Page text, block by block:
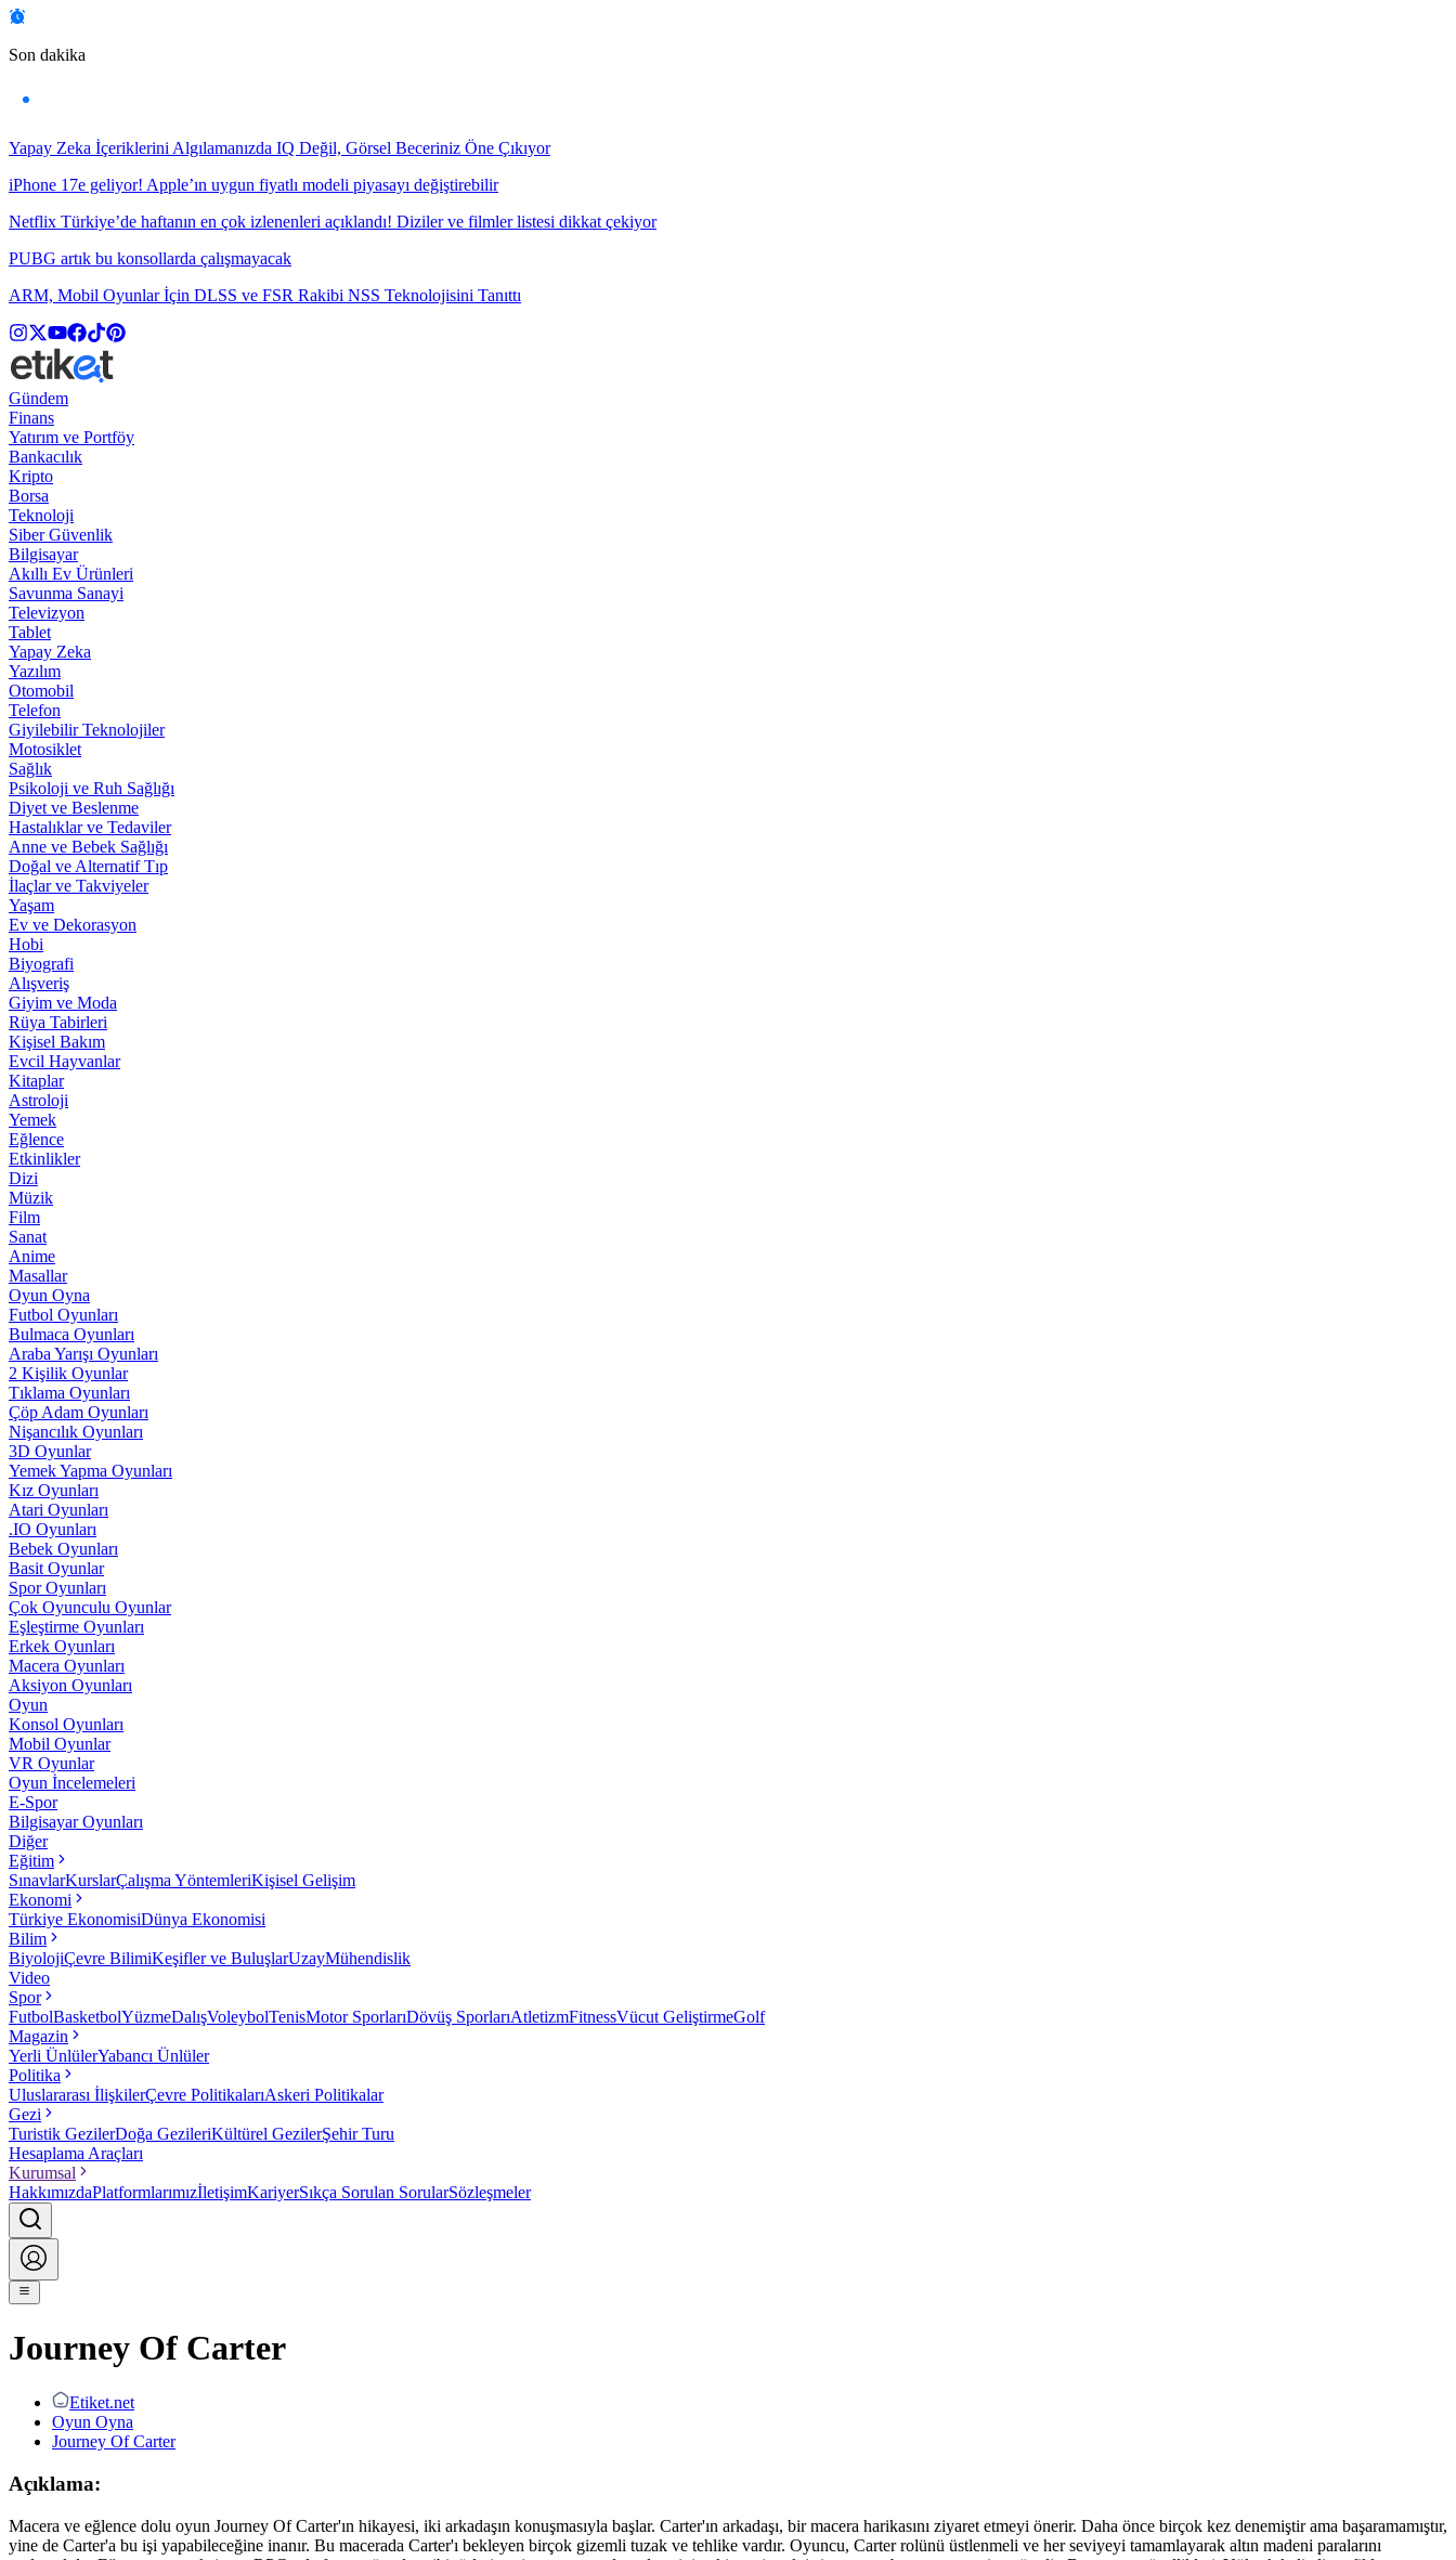
Son dakika
Yapay Zeka İçeriklerini Algılamanızda IQ Değil, Görsel Beceriniz Öne Çıkıyor
iPhone 17e geliyor! Apple’ın uygun fiyatlı modeli piyasayı değiştirebilir
Netflix Türkiye’de haftanın en çok izlenenleri açıklandı! Diziler ve filmler listesi dikkat çekiyor
PUBG artık bu konsollarda çalışmayacak
ARM, Mobil Oyunlar İçin DLSS ve FSR Rakibi NSS Teknolojisini Tanıttı
Gündem
Finans
Yatırım ve Portföy
Bankacılık
Kripto
Borsa
Teknoloji
Siber Güvenlik
Bilgisayar
Akıllı Ev Ürünleri
Savunma Sanayi
Televizyon
Tablet
Yapay Zeka
Yazılım
Otomobil
Telefon
Giyilebilir Teknolojiler
Motosiklet
Sağlık
Psikoloji ve Ruh Sağlığı
Diyet ve Beslenme
Hastalıklar ve Tedaviler
Anne ve Bebek Sağlığı
Doğal ve Alternatif Tıp
İlaçlar ve Takviyeler
Yaşam
Ev ve Dekorasyon
Hobi
Biyografi
Alışveriş
Giyim ve Moda
Rüya Tabirleri
Kişisel Bakım
Evcil Hayvanlar
Kitaplar
Astroloji
Yemek
Eğlence
Etkinlikler
Dizi
Müzik
Film
Sanat
Anime
Masallar
Oyun Oyna
Futbol Oyunları
Bulmaca Oyunları
Araba Yarışı Oyunları
2 Kişilik Oyunlar
Tıklama Oyunları
Çöp Adam Oyunları
Nişancılık Oyunları
3D Oyunlar
Yemek Yapma Oyunları
Kız Oyunları
Atari Oyunları
.IO Oyunları
Bebek Oyunları
Basit Oyunlar
Spor Oyunları
Çok Oyunculu Oyunlar
Eşleştirme Oyunları
Erkek Oyunları
Macera Oyunları
Aksiyon Oyunları
Oyun
Konsol Oyunları
Mobil Oyunlar
VR Oyunlar
Oyun İncelemeleri
E-Spor
Bilgisayar Oyunları
Diğer
Eğitim
SınavlarKurslarÇalışma YöntemleriKişisel Gelişim
Ekonomi
Türkiye EkonomisiDünya Ekonomisi
Bilim
BiyolojiÇevre BilimiKeşifler ve BuluşlarUzayMühendislik
Video
Spor
FutbolBasketbolYüzmeDalışVoleybolTenisMotor SporlarıDövüş SporlarıAtletizmFitnessVücut GeliştirmeGolf
Magazin
Yerli ÜnlülerYabancı Ünlüler
Politika
Uluslararası İlişkilerÇevre PolitikalarıAskeri Politikalar
Gezi
Turistik GezilerDoğa GezileriKültürel GezilerŞehir Turu
Hesaplama Araçları
Kurumsal
HakkımızdaPlatformlarımızİletişimKariyerSıkça Sorulan SorularSözleşmeler
Journey Of Carter
Etiket.net
Oyun Oyna
Journey Of Carter
Açıklama:
Macera ve eğlence dolu oyun Journey Of Carter'ın hikayesi, iki arkadaşın konuşmasıyla başlar. Carter'ın arkadaşı, bir macera harikasını ziyaret etmeyi önerir. Daha önce birçok kez denemiştir ama başaramamıştır,
yine de Carter'a bu işi yapabileceğine inanır. Bu macerada Carter'ı bekleyen birçok gizemli tuzak ve tehlike vardır. Oyuncu, Carter rolünü üstlenmeli ve her seviyeyi tamamlayarak altın madeni paralarını